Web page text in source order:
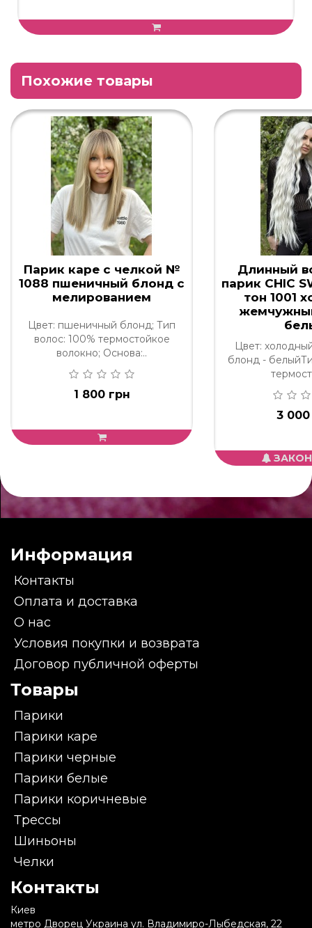
Похожие товары
Парик каре с челкой №
1088 пшеничный блонд с
мелированием
Цвет: пшеничный блонд; Тип
волос: 100% термостойкое
волокно; Основа:..
1 800 грн
Длинный
парик CHIC
тон 1001
Цвет:
блонд -
3 000
Информация
Контакты
Оплата и доставка
О нас
Условия покупки и возврата
Договор публичной оферты
Товары
Парики
Парики каре
Парики черные
Парики белые
Парики коричневые
Трессы
Шиньоны
Челки
Контакты
Киев
метро Дворец Украина ул. Владимиро-Лыбедская, 22